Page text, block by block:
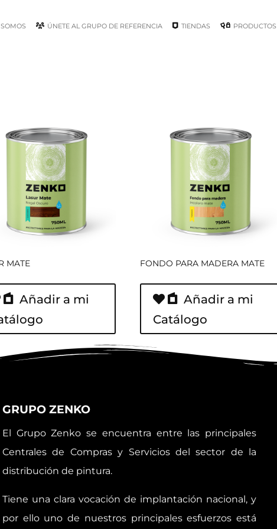
ÚNETE AL GRUPO DE REFERENCIA TIENDAS PRODUCTOS
MATE
Añadir a mi
FONDO PARA MADERA MATE
Añadir a mi
Catálogo
GRUPO ZENKO
El Grupo Zenko se encuentra entre las principales
Centrales de Compras y Servicios del sector de la
distribución de pintura.
Tiene una clara vocación de implantación nacional, y
por ello uno de nuestros principales esfuerzos está